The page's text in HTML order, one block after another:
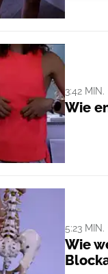
3:42 MIN.
Wie
5:23 MIN.
Wie